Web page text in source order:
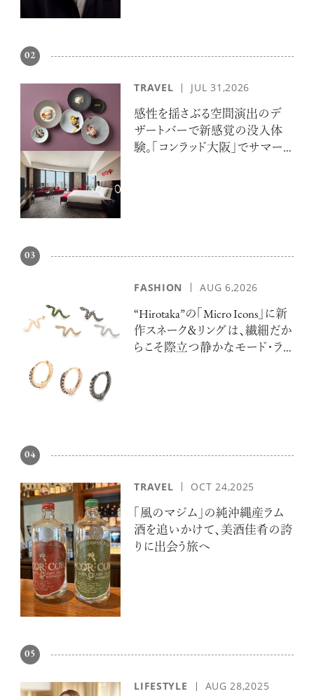
02
TRAVEL JUL 31,2026
感性を揺さぶる空間演出のデ
ザートバーで新感覚の没入体
験。「コンラッド大阪」でサマー
03
FASHION AUG 6,2026
“Hirotaka”の「Micro Icons」に新
作スネーク＆リングは、繊細だか
らこそ際立つ静かなモード・ラ
04
TRAVEL OCT 24,2025
「風のマジム」の純沖縄産ラム
酒を追いかけて、美酒佳肴の誇
りに出会う旅へ
05
LIFESTYLE AUG 28,2025